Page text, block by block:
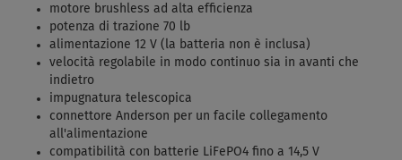
motore brushless ad alta efficienza
potenza di trazione 70 lb
alimentazione 12 V (la batteria non è inclusa)
velocità regolabile in modo continuo sia in avanti che
indietro
impugnatura telescopica
connettore Anderson per un facile collegamento
all'alimentazione
compatibilità con batterie LiFePO4 fino a 14,5 V